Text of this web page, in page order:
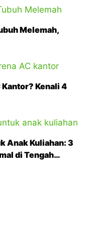
Melemah,
Kenali 4
Anak Kuliahan: 3
di Tengah